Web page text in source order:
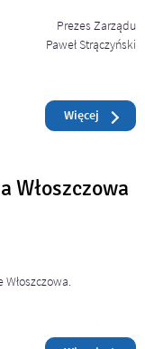
Prezes Zarządu
Paweł Strączyński
Czytaj
Więcej o:
Włoszczowa